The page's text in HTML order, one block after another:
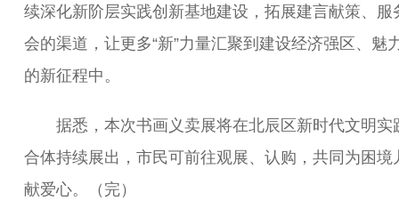
续深化新阶层实践创新基地建设，拓展建言献策、服
会的渠道，让更多“新”力量汇聚到建设经济强区、魅
的新征程中。
据悉，本次书画义卖展将在北辰区新时代文明实
合体持续展出，市民可前往观展、认购，共同为困境
献爱心。（完）